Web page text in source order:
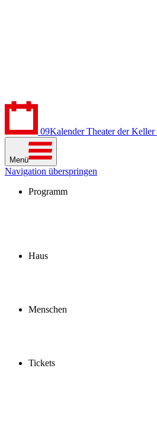
09Kalender Theater der Keller
Menü
Navigation überspringen
Programm
Haus
Menschen
Tickets